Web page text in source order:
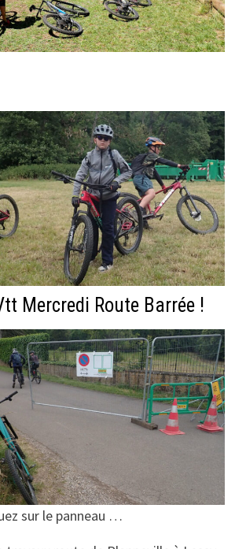
Mercredi Route Barrée !
sur le panneau …